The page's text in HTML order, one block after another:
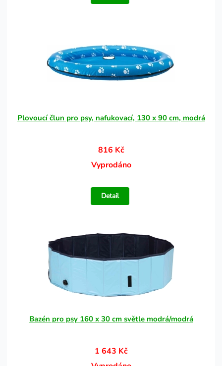
Plovoucí člun pro psy, nafukovací, 130 x 90 cm, modrá
816 Kč
Vyprodáno
Detail
Bazén pro psy 160 x 30 cm světle modrá/modrá
1 643 Kč